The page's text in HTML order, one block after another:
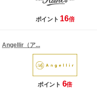
ポイント 16倍
Angellir（ア...
ポイント 6倍